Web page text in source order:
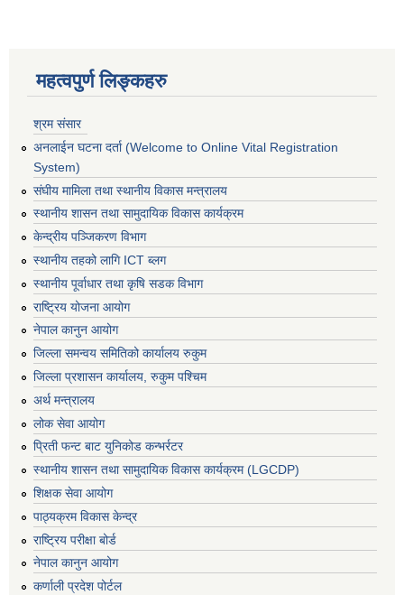
महत्वपुर्ण लिङ्कहरु
श्रम संसार
अनलाईन घटना दर्ता (Welcome to Online Vital Registration
System)
संघीय मामिला तथा स्थानीय विकास मन्त्रालय
स्थानीय शासन तथा सामुदायिक विकास कार्यक्रम
केन्द्रीय पञ्जिकरण विभाग
स्थानीय तहको लागि ICT ब्लग
स्थानीय पूर्वाधार तथा कृषि सडक विभाग
राष्ट्रिय योजना आयोग
नेपाल कानुन आयोग
जिल्ला समन्वय समितिको कार्यालय रुकुम
जिल्ला प्रशासन कार्यालय, रुकुम पश्चिम
अर्थ मन्त्रालय
लोक सेवा आयोग
प्रिती फन्ट बाट युनिकोड कन्भर्रटर
स्थानीय शासन तथा सामुदायिक विकास कार्यक्रम (LGCDP)
शिक्षक सेवा आयोग
पाठ्यक्रम विकास केन्द्र
राष्ट्रिय परीक्षा बोर्ड
नेपाल कानुन आयोग
कर्णाली प्रदेश पोर्टल